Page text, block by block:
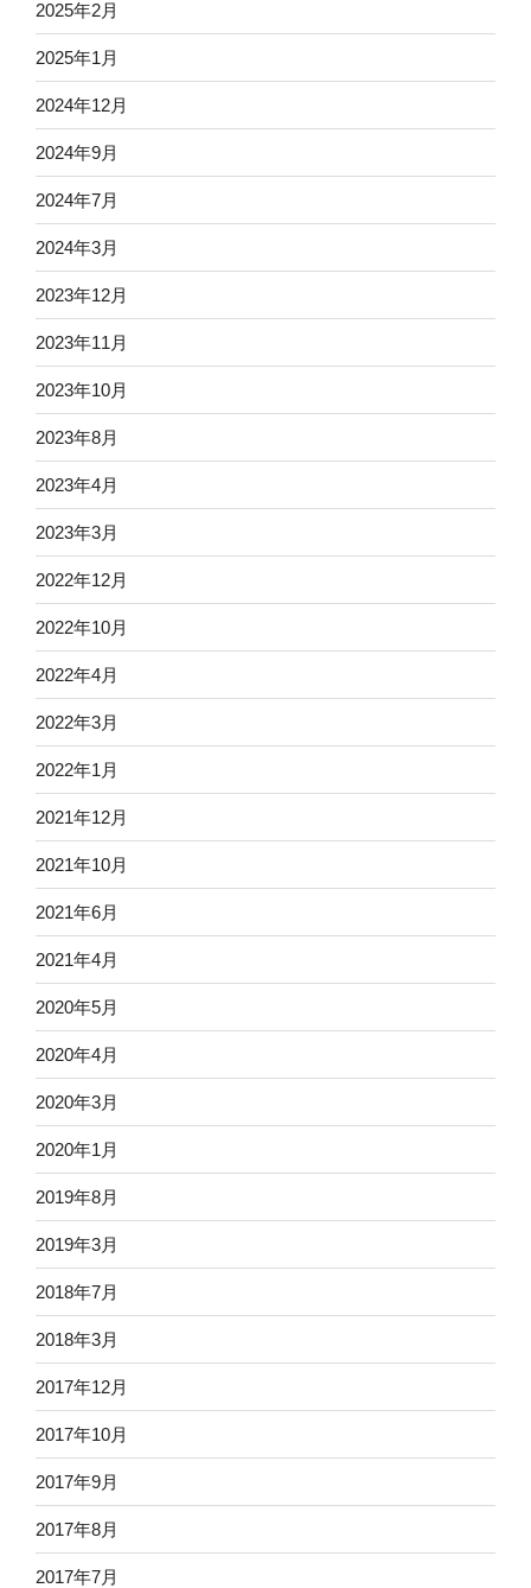
2025年2月
2025年1月
2024年12月
2024年9月
2024年7月
2024年3月
2023年12月
2023年11月
2023年10月
2023年8月
2023年4月
2023年3月
2022年12月
2022年10月
2022年4月
2022年3月
2022年1月
2021年12月
2021年10月
2021年6月
2021年4月
2020年5月
2020年4月
2020年3月
2020年1月
2019年8月
2019年3月
2018年7月
2018年3月
2017年12月
2017年10月
2017年9月
2017年8月
2017年7月